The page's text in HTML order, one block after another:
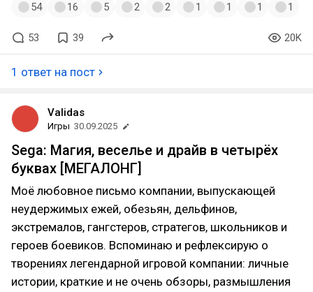
54 16 5 2 2 1 1 1 1
53 39 20K
1 ответ на пост
Validas
Игры 30.09.2025
Sega: Магия, веселье и драйв в четырёх
буквах [МЕГАЛОНГ]
Моё любовное письмо компании, выпускающей
неудержимых ежей, обезьян, дельфинов,
экстремалов, гангстеров, стратегов, школьников и
героев боевиков. Вспоминаю и рефлексирую о
творениях легендарной игровой компании: личные
истории, краткие и не очень обзоры, размышления